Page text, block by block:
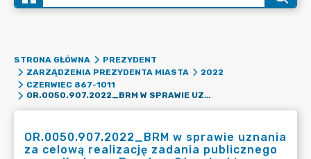
STRONA GŁÓWNA
PREZYDENT
ZARZĄDZENIA PREZYDENTA MIASTA
2022
CZERWIEC 867-1011
OR.0050.907.2022_BRM W SPRAWIE UZNANIA ZA CELOWĄ REALIZACJĘ ZADANIA PUBLICZNEGO PRZEZ KURKOWE BRACTWO STRZELECKIE ORAZ ZAWARCIA Z OFERENTEM UMOWY WSPARCIA REALIZACJI ZADANIA WRAZ Z UDZIELENIEM DOTACJI NA JEGO REALIZACJĘ
OR.0050.907.2022_BRM w sprawie uznania
za celową realizację zadania publicznego